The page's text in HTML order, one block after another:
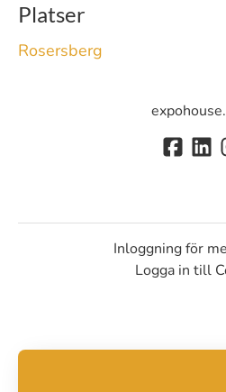
Platser
Rosersberg
Inloggning för
Logga in till